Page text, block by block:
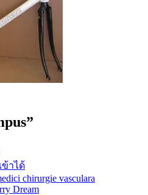
”
ข้าได้
chirurgie vasculara
Dream